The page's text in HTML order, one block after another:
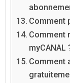
Comment
Comment
myCANAL
Comment